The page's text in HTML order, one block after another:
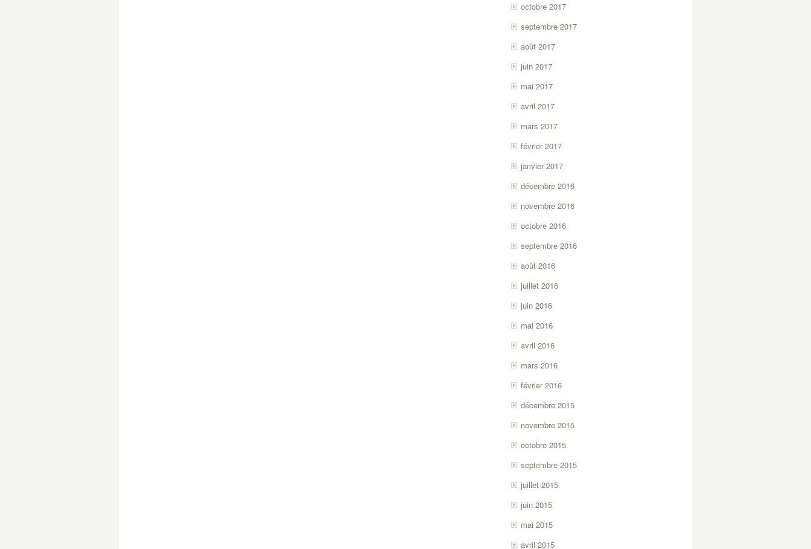
octobre 2017
septembre 2017
août 2017
juin 2017
mai 2017
avril 2017
mars 2017
février 2017
janvier 2017
décembre 2016
novembre 2016
octobre 2016
septembre 2016
août 2016
juillet 2016
juin 2016
mai 2016
avril 2016
mars 2016
février 2016
décembre 2015
novembre 2015
octobre 2015
septembre 2015
juillet 2015
juin 2015
mai 2015
avril 2015